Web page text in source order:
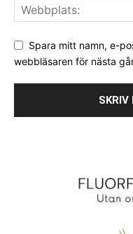
Spara mitt namn, e-
webbläsaren för nästa